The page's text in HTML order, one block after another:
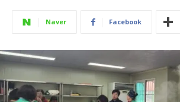
Naver Facebook